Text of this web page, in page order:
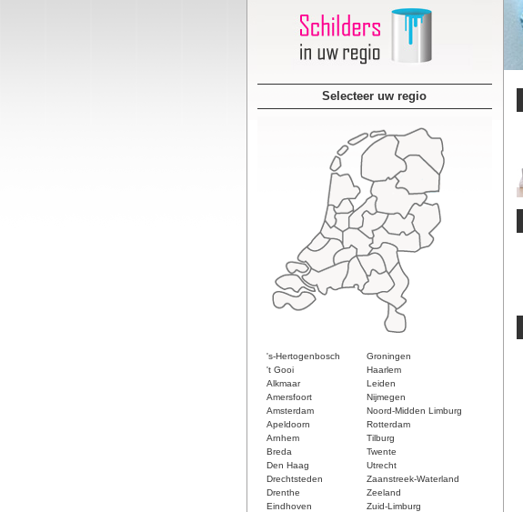
Selecteer uw regio
's-Hertogenbosch
Groningen
't Gooi
Haarlem
Alkmaar
Leiden
Amersfoort
Nijmegen
Amsterdam
Noord-Midden Limburg
Apeldoorn
Rotterdam
Arnhem
Tilburg
Breda
Twente
Den Haag
Utrecht
Drechtsteden
Zaanstreek-Waterland
Drenthe
Zeeland
Eindhoven
Zuid-Limburg